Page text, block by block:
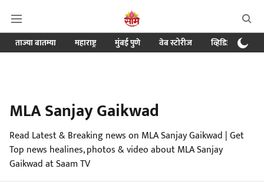
ताज्या बातम्या महाराष्ट्र मुंबई पुणे वेब स्टोरीज व्हिडिओ
MLA Sanjay Gaikwad
Read Latest & Breaking news on MLA Sanjay Gaikwad | Get
Top news healines, photos & video about MLA Sanjay
Gaikwad at Saam TV